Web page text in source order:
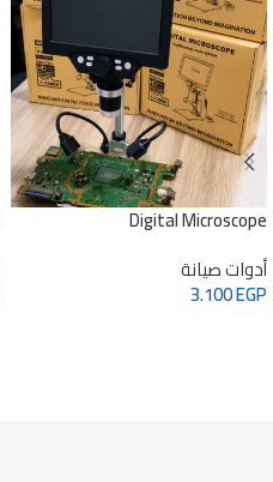
Digital Microscope
أدوات صيانة
3.100EGP